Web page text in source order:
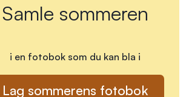
Samle sommeren
i en fotobok som du kan bla i
Lag sommerens fotobok